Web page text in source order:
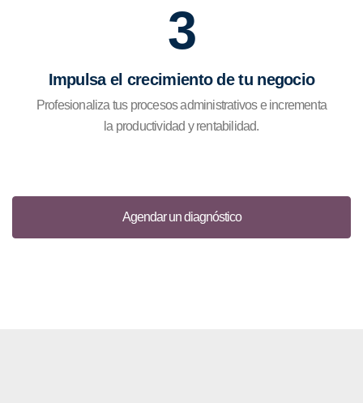
3
Impulsa el crecimiento de tu negocio
Profesionaliza tus procesos administrativos e incrementa
la productividad y rentabilidad.
Agendar un diagnóstico